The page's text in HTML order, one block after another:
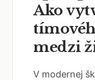
Ako
medzi
V modernej